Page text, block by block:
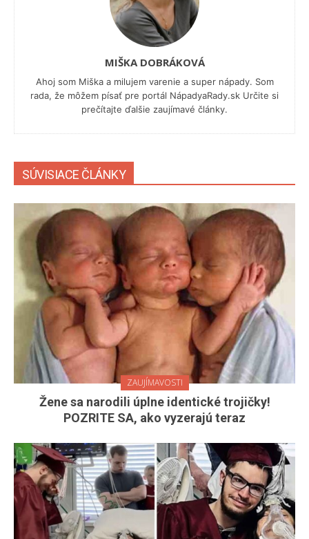
MIŠKA DOBRÁKOVÁ
Ahoj som Miška a milujem varenie a super nápady. Som
rada, že môžem písať pre portál NápadyaRady.sk Určite si
prečítajte ďalšie zaujímavé články.
SÚVISIACE ČLÁNKY
ZAUJÍMAVOSTI
Žene sa narodili úplne identické trojičky!
POZRITE SA, ako vyzerajú teraz